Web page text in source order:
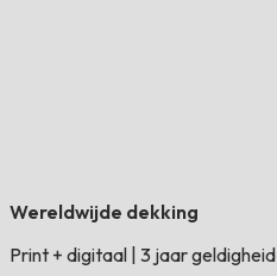
Wereldwijde dekking
Print + digitaal 3 jaar geldigheid